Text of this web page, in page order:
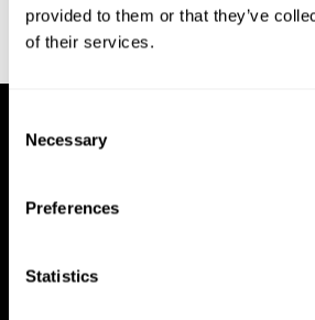
provided to them or that they’ve
of their services.
Selection
Necessary
Preferences
Statistics
computer aided psychological diagnosis.